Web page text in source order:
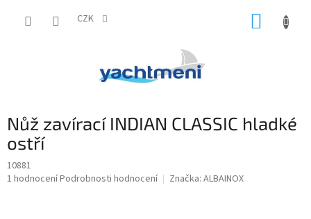
CZK
Nůž zavírací INDIAN CLASSIC hladké
ostří
10881
Průměrné
1 hodnoceníPodrobnosti hodnocení Značka: ALBAINOX